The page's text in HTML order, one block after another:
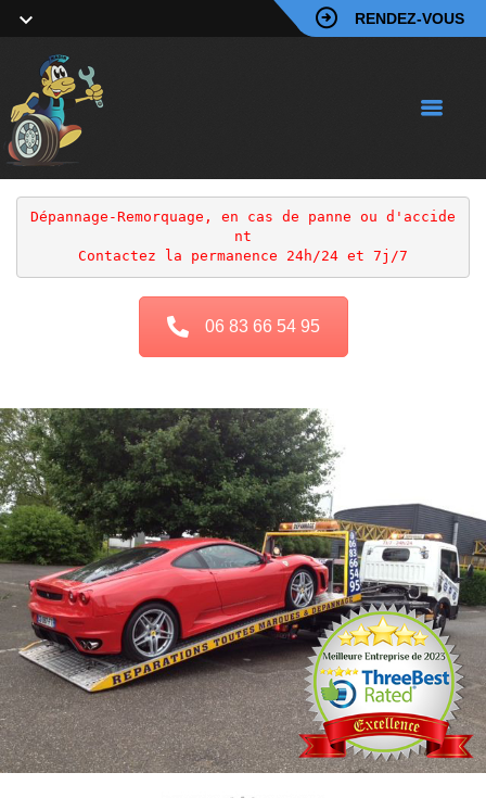
RENDEZ-VOUS
Dépannage-Remorquage, en cas de panne ou d'accide
nt
Contactez la permanence 24h/24 et 7j/7
06 83 66 54 95